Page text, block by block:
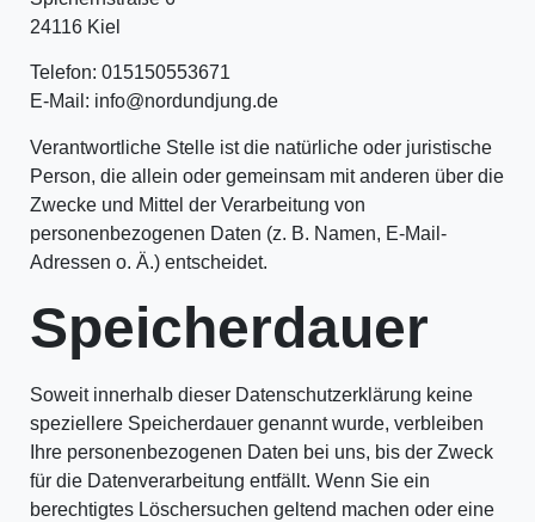
24116 Kiel
Telefon: 015150553671
E-Mail: info@nordundjung.de
Verantwortliche Stelle ist die natürliche oder juristische
Person, die allein oder gemeinsam mit anderen über die
Zwecke und Mittel der Verarbeitung von
personenbezogenen Daten (z. B. Namen, E-Mail-
Adressen o. Ä.) entscheidet.
Speicherdauer
Soweit innerhalb dieser Datenschutzerklärung keine
speziellere Speicherdauer genannt wurde, verbleiben
Ihre personenbezogenen Daten bei uns, bis der Zweck
für die Datenverarbeitung entfällt. Wenn Sie ein
berechtigtes Löschersuchen geltend machen oder eine